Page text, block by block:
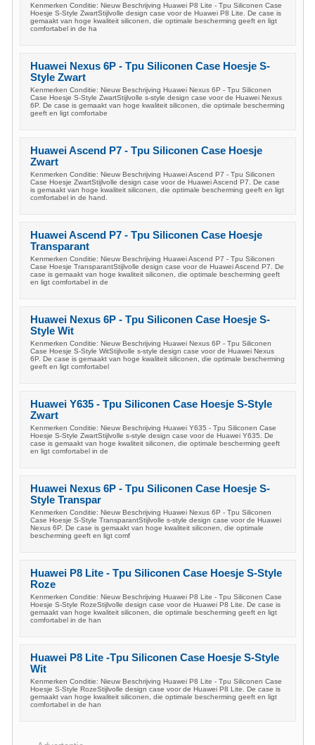
Kenmerken Conditie: Nieuw Beschrijving Huawei P8 Lite - Tpu Siliconen Case
Hoesje S-Style ZwartStijlvolle design case voor de Huawei P8 Lite. De case is
gemaakt van hoge kwaliteit siliconen, die optimale bescherming geeft en ligt
comfortabel in de ha
Huawei Nexus 6P - Tpu Siliconen Case Hoesje S-
Style Zwart
Kenmerken Conditie: Nieuw Beschrijving Huawei Nexus 6P - Tpu Siliconen
Case Hoesje S-Style ZwartStijlvolle s-style design case voor de Huawei Nexus
6P. De case is gemaakt van hoge kwaliteit siliconen, die optimale bescherming
geeft en ligt comfortabe
Huawei Ascend P7 - Tpu Siliconen Case Hoesje
Zwart
Kenmerken Conditie: Nieuw Beschrijving Huawei Ascend P7 - Tpu Siliconen
Case Hoesje ZwartStijlvolle design case voor de Huawei Ascend P7. De case
is gemaakt van hoge kwaliteit siliconen, die optimale bescherming geeft en ligt
comfortabel in de hand.
Huawei Ascend P7 - Tpu Siliconen Case Hoesje
Transparant
Kenmerken Conditie: Nieuw Beschrijving Huawei Ascend P7 - Tpu Siliconen
Case Hoesje TransparantStijlvolle design case voor de Huawei Ascend P7. De
case is gemaakt van hoge kwaliteit siliconen, die optimale bescherming geeft
en ligt comfortabel in de
Huawei Nexus 6P - Tpu Siliconen Case Hoesje S-
Style Wit
Kenmerken Conditie: Nieuw Beschrijving Huawei Nexus 6P - Tpu Siliconen
Case Hoesje S-Style WitStijlvolle s-style design case voor de Huawei Nexus
6P. De case is gemaakt van hoge kwaliteit siliconen, die optimale bescherming
geeft en ligt comfortabel
Huawei Y635 - Tpu Siliconen Case Hoesje S-Style
Zwart
Kenmerken Conditie: Nieuw Beschrijving Huawei Y635 - Tpu Siliconen Case
Hoesje S-Style ZwartStijlvolle s-style design case voor de Huawei Y635. De
case is gemaakt van hoge kwaliteit siliconen, die optimale bescherming geeft
en ligt comfortabel in de
Huawei Nexus 6P - Tpu Siliconen Case Hoesje S-
Style Transpar
Kenmerken Conditie: Nieuw Beschrijving Huawei Nexus 6P - Tpu Siliconen
Case Hoesje S-Style TransparantStijlvolle s-style design case voor de Huawei
Nexus 6P. De case is gemaakt van hoge kwaliteit siliconen, die optimale
bescherming geeft en ligt comf
Huawei P8 Lite - Tpu Siliconen Case Hoesje S-Style
Roze
Kenmerken Conditie: Nieuw Beschrijving Huawei P8 Lite - Tpu Siliconen Case
Hoesje S-Style RozeStijlvolle design case voor de Huawei P8 Lite. De case is
gemaakt van hoge kwaliteit siliconen, die optimale bescherming geeft en ligt
comfortabel in de han
Huawei P8 Lite -Tpu Siliconen Case Hoesje S-Style
Wit
Kenmerken Conditie: Nieuw Beschrijving Huawei P8 Lite - Tpu Siliconen Case
Hoesje S-Style RozeStijlvolle design case voor de Huawei P8 Lite. De case is
gemaakt van hoge kwaliteit siliconen, die optimale bescherming geeft en ligt
comfortabel in de han